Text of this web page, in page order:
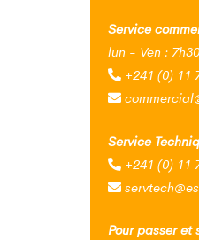
Service
lun - Ven :
+241 (0) 11
Service
+241 (0) 11
Pour passer et